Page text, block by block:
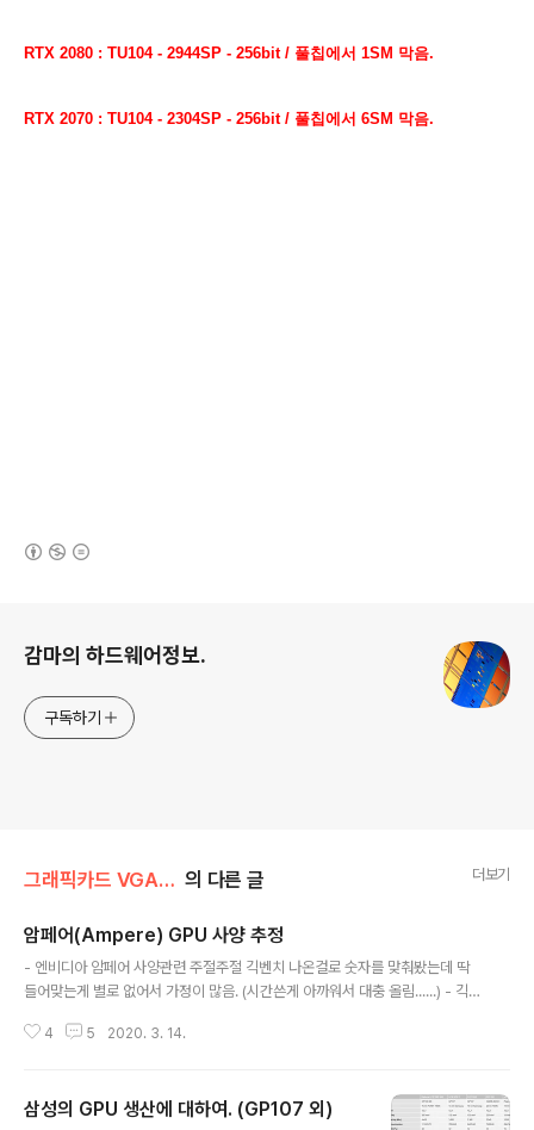
RTX 2080 : TU104 - 2944SP - 256bit / 풀칩에서 1SM 막음.
RTX 2070 : TU104 - 2304SP - 256bit / 풀칩에서 6SM 막음.
감마의 하드웨어정보.
구독하기
그래픽카드 VGA/엔비디아 NVIDIA 의 다른 글 더보기
암페어(Ampere) GPU 사양 추정
- 엔비디아 암페어 사양관련 주절주절 긱벤치 나온걸로 숫자를 맞춰봤는데 딱
들어맞는게 별로 없어서 가정이 많음. (시간쓴게 아까워서 대충 올림......) - 긱벤
SM, 램 24GB, 1.11GHz (https://browser.geekbench.com/v5/comp
P32, FP64 연산 성능하고 맞춰봤는데 페르미~튜링 이론성능하고 테스트 결
4 5 2020. 3. 14.
삼성의 GPU 생산에 대하여. (GP107 외)